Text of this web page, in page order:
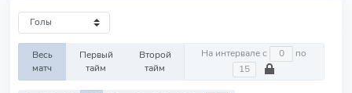
Весь
матч
Первый
тайм
Второй
тайм
На интервале с по